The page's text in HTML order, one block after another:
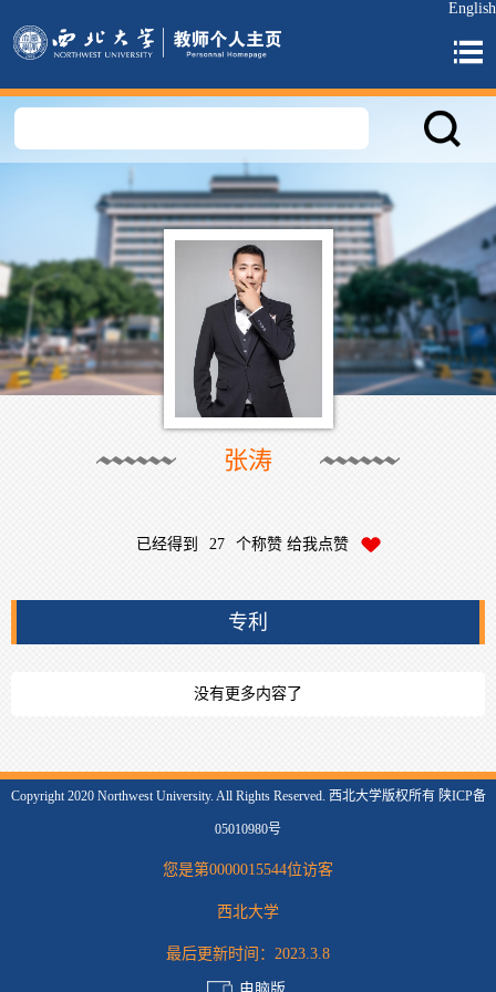
English
张涛
已经得到 27 个称赞 给我点赞
专利
没有更多内容了
Copyright 2020 Northwest University. All Rights Reserved. 西北大学版权所有 陕ICP备
05010980号
您是第0000015544位访客
西北大学
最后更新时间： 2023.3.8